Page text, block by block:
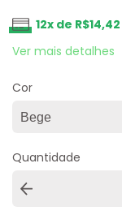
12x de R$14,42
Ver mais detalhes
Cor
Quantidade